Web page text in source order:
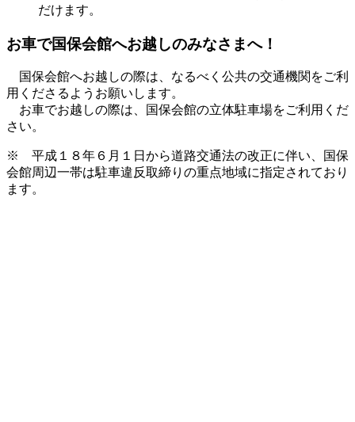
だけます。
お車で国保会館へお越しのみなさまへ！
国保会館へお越しの際は、なるべく公共の交通機関をご利
用くださるようお願いします。
お車でお越しの際は、国保会館の立体駐車場をご利用くだ
さい。
※ 平成１８年６月１日から道路交通法の改正に伴い、国保
会館周辺一帯は駐車違反取締りの重点地域に指定されており
ます。